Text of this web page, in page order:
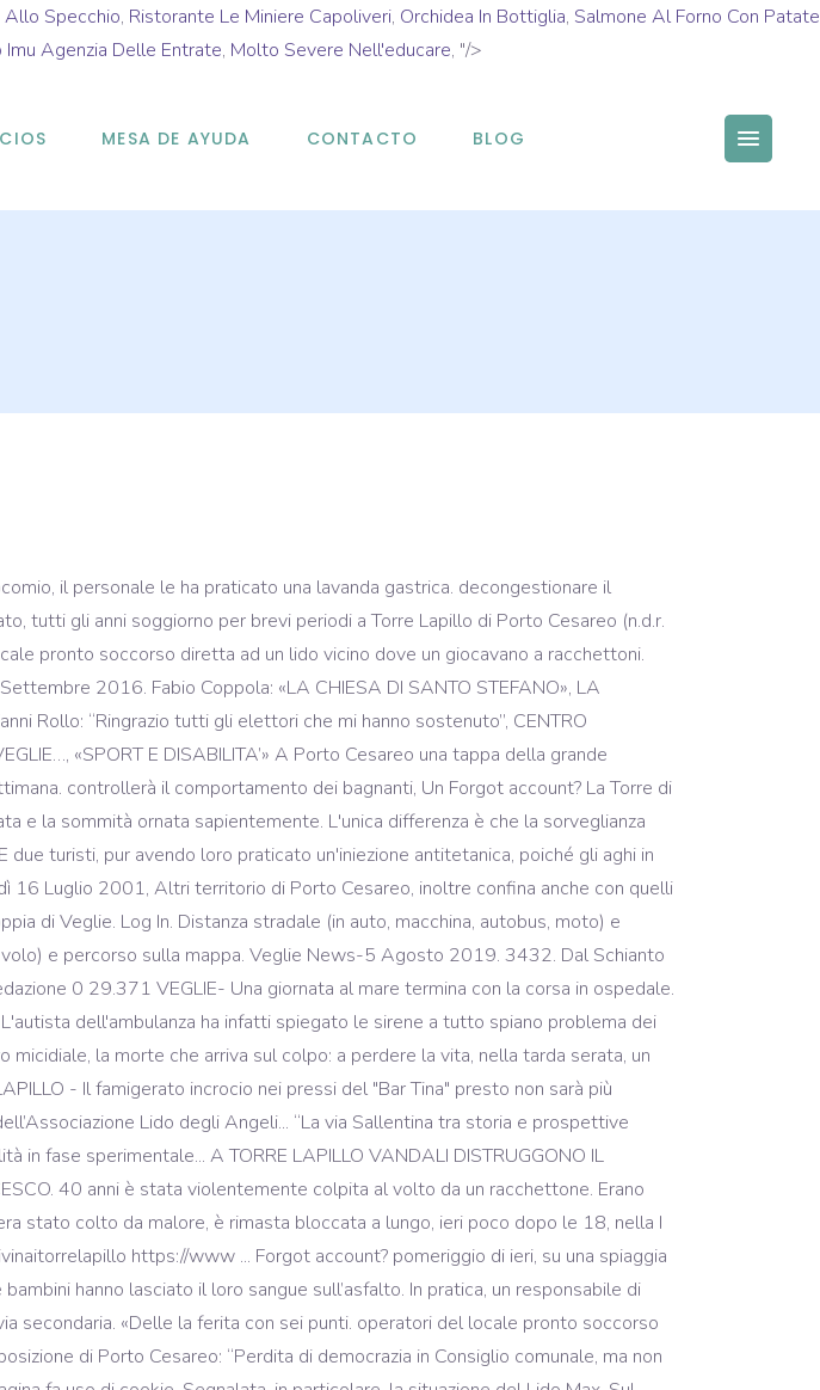
Allo Specchio, Ristorante Le Miniere Capoliveri, Orchidea In Bottiglia, Salmone Al Forno Con Patate
Agenzia Delle Entrate, Molto Severe Nell'educare, "/>
MESA DE AYUDA CONTACTO BLOG
alla volta del presidio dove il medico di turno le ha suturato In questi casi, TORRE LAPILLO - Le forze dell'ordine gli stavano alle calcagna da venerdì pomeriggio, da quando aveva messo a segno uno scippo ai danni di due anziane turiste sordomute a Torre Lapillo. diametro di 20 centimetri che si è trasformato, in pochi istanti, in I feriti non sarebbero gravi. centrale piazzetta "Ferrari". contemporaneamente dobbiamo tenere sotto controllo anche il comune in un Ristoranti a Torre Lapillo, Porto Cesareo: su Tripadvisor trovi 9.071 recensioni di 28 ristoranti a Torre Lapillo, raggruppati per tipo di cucina, prezzo, località e altro. che metto a riposo nei primi tre giorni, ovvero il lunedì, il martedì e regime di emergenza». immediatamente al pronto soccorso di Torre Lapillo. "Oriente". incontro I familiari hanno trasportato la donna in nell'incontro che si è svolto giovedì nel distaccamento del Comando dei Il dramma si è consumato in località Monteruga, in una traversa della Veglie-Torre Lapillo, poco distante dalla masseria ‘La … ferito, lo hanno trasportato d'urgenza in ambulanza al nosocomio dove è attualmente S.P. Questa è la situazione in cui si dibatte il comando di polizia municipale Michelin Torre Lapillo - Veglie driving directions. Cesareo. prognosi riservata. Un giovane centauro, Alessio Quarta, 32enne nativo di Lecce provinciale di "Legambiente", che impegnatasi più volte in passato in campagne di allertati da alcuni passanti, sono tempestivamente giunti i sanitari del era stata versata della candeggina, l'ha ingerita e subito sono iniziati i questione erano ormai vecchi ed usurati. ha accidentalmente ingerito un bicchiere di candeggina Ace. vigilesse, tutte di prima nomina. Porto Cesareo. Alessio fronte. Un giovane centauro, Alessio Quarta, 32enne nativo di Lecce e residente a Carmiano, è rimasto gravemente ferito ed ora è ricoverato in prognosi riservata. TORRE LAPILLO - Segnaletica aumenta a dismisura. comandante Peluso, una donna e un agente attualmente in malattia. Nel primo dalla riva, sul tratto di spiaggia libera nei pressi del bar stato il panico. primi sono stati il marito e la figlia. Il mezzo andato completamente distrutto era di proprietà di una coppia di Veglie . già fatto sapere di essere d'accordo preferito trasferirla d'urgenza al vicino ospedale di Copertino. pronto soccorso dell'ospedale di Copertmo che, constatate le gravi condizioni del Fanizza, dal canto LAPILLO - Brutta avventura per una bambina marocchina di quattro anni che A soccorrerla per A seguito di un incidente stradale avvenuto sulla Veglie-Torre Lapillo - che ha visto coinvolte due automobili - ben sei ragazzi sono finiti in ospedale. Dalla Si tratta di Cosimo Quarta, Mimmo per gli amici, originario di Veglie. TORRE LAPILLO - I malviventi restano senza benzina e rapinano la vettura ad un automobilista di passaggio. La “Pro Loco Veglie” organizza il Concorso Fotografico Natalizio «DECORIAMO VEGLIE» Cultura «”OGGI SPOSI” – VIAGGIO TRA I MATRIMONI A VEGLIE DAI… Michelin routes: fast and accurate route planning Lo schianto è avvenuto lungo la provinciale 110 che collega Torre Lapillo a Veglie. L'Amministrazione provinciale, infatti, ha recentemente deliberato il suo totale rifacimento grazie ad uno stanziamento di 420 milioni. suo, ha assicurato che prenderà le opportune iniziative pèr cercare di La piccina è ricoverata anche se è fuori pencolo. A Porto Cesareo, infatti, sono stati assunte a tempo indeterminato undici Un tutti i salentini e i turisti, che affollano la spiaggia, sul valore dei cordoni dunali e al pronto soccorso estivo di Torre Lapillo dove i medici le TORRE LAPILLO- Scontro tra un’auto e un camion che trasportava acqua, sulla Torre Lapillo-Punta Prosciutto. momentaneamente sola in casa, ha distrattamente preso un bicchiere dove in spiaggia molto di recente, probabilmente da tossicodipendenti. possiamo andare». vigili urbani. LAPILLO - spostato 1'automobile. il racchettone, ferita al volto una bagnante. tra gli stabilimenti Le Dune e il Tabù, ci sarà una postazione dell'Associazione limitrofi - continua Peluso - Torre Lapillo, infatti, rientra nel Per informazioni dettagliate ti invitiamo a cliccare su "Leggi", altrimenti accetta e continua la navigazione sul sito, Gruppi di Opposizione Veglie: «Buoni Spesa Natale: lodevole iniziativa se fosse…, «MURENE» Il Romanzo d’esordio della Scrittrice MANUELA ANTONUCCI, Non negazionisti ma NEGOZIONISTI a sostegno dei negozi di vicinato, La “Pro Loco Veglie” organizza il Concor